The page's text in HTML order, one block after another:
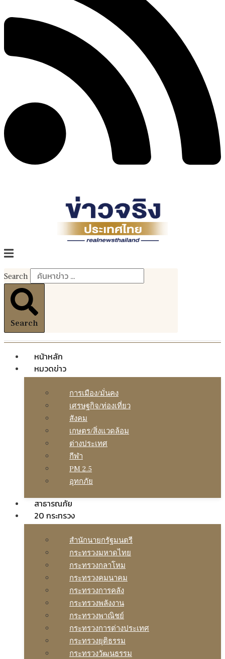
Search
Search
หน้าหลัก
หมวดข่าว
การเมือง/มั่นคง
เศรษฐกิจ/ท่องเที่ยว
สังคม
เกษตร/สิ่งแวดล้อม
ต่างประเทศ
กีฬา
PM 2.5
อุทกภัย
สาธารณภัย
20 กระทรวง
สํานักนายกรัฐมนตรี
กระทรวงมหาดไทย
กระทรวงกลาโหม
กระทรวงคมนาคม
กระทรวงการคลัง
กระทรวงพลังงาน
กระทรวงพาณิชย์
กระทรวงการต่างประเทศ
กระทรวงยุติธรรม
กระทรวงวัฒนธรรม